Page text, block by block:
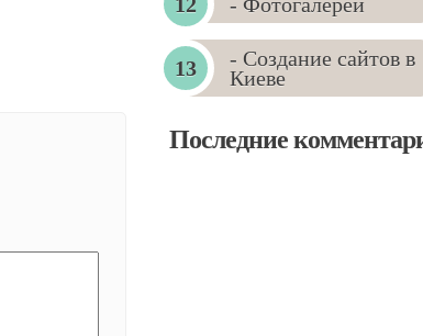
- Создание сайтов в
Киеве
Последние